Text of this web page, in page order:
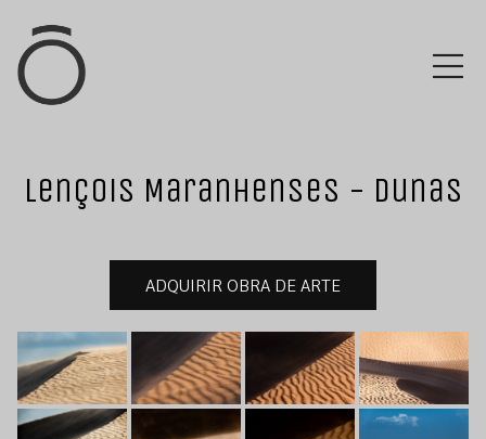
Lençois Maranhenses - Dunas
ADQUIRIR OBRA DE ARTE